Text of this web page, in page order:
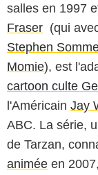
salles en 1997
Fraser (qui
Stephen
Momie), est
cartoon culte
l'Américain Jay
ABC. La série,
de Tarzan,
animée en